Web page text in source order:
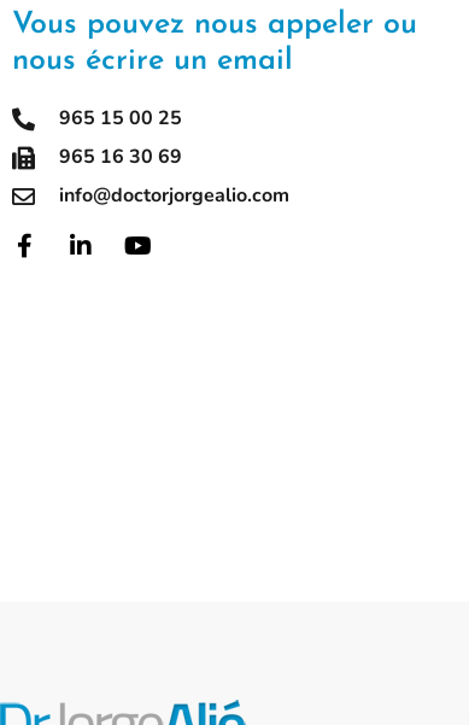
Vous pouvez nous appeler ou
nous écrire un email
965 15 00 25
965 16 30 69
info@doctorjorgealio.com